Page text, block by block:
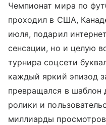
Чемпионат мира по
проходил в США,
июля, подарил
сенсации, но и целую
турнира соцсети
каждый яркий эпизод
превращался в шаблон
ролики и
миллиарды